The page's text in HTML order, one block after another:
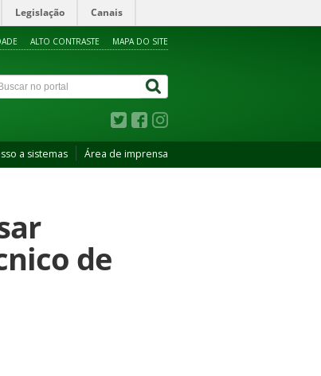
Legislação Canais
ALTO CONTRASTE MAPA DO SITE
a sistemas Área de imprensa
de